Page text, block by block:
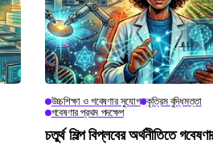
উচ্চশিক্ষা ও গবেষণার সুযোগ কৃত্রিম বুদ্ধিমত্তা
গবেষণার প্রথম পদক্ষেপ
চতুর্থ শিল্প বিপ্লবের অর্থনীতিতে